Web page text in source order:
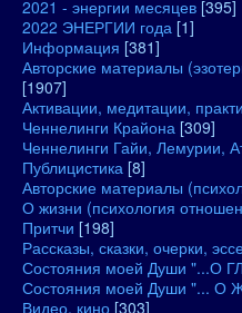
2021 - энергии месяцев [395]
2022 ЭНЕРГИИ года [1]
Информация [381]
Авторские материалы
[1907]
Активации, медитации,
Ченнелинги Крайона [309]
Ченнелинги Гайи, Лемурии,
Публицистика [8]
Авторские материалы
О жизни (психология
Притчи [198]
Рассказы, сказки, очерки,
Состояния моей Души "...О
Состояния моей Души "... О
Видео, кино [303]